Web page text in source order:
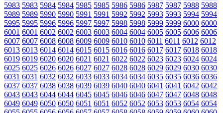
5983 5983 5984 5984 5985 5985 5986 5986 5987 5987 5988 5988
5989 5989 5990 5990 5991 5991 5992 5992 5993 5993 5994 5994
5995 5995 5996 5996 5997 5997 5998 5998 5999 5999 6000 6000
6001 6001 6002 6002 6003 6003 6004 6004 6005 6005 6006 6006
6007 6007 6008 6008 6009 6009 6010 6010 6011 6011 6012 6012
6013 6013 6014 6014 6015 6015 6016 6016 6017 6017 6018 6018
6019 6019 6020 6020 6021 6021 6022 6022 6023 6023 6024 6024
6025 6025 6026 6026 6027 6027 6028 6028 6029 6029 6030 6030
6031 6031 6032 6032 6033 6033 6034 6034 6035 6035 6036 6036
6037 6037 6038 6038 6039 6039 6040 6040 6041 6041 6042 6042
6043 6043 6044 6044 6045 6045 6046 6046 6047 6047 6048 6048
6049 6049 6050 6050 6051 6051 6052 6052 6053 6053 6054 6054